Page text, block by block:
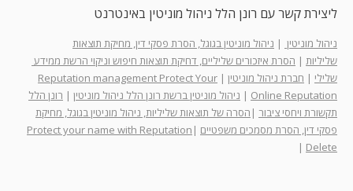
ליצירת קשר עם רונן הלל ניהול מוניטין באינטרנט
ניהול מוניטין | ניהול מוניטין בגוגל, הסרת פסקי דין, מחיקת תוצאות
שליליות | הסרת איזכורים שליליים, דחיקת תוצאות חיפוש וניקוי הרשת ממידע
שלילי | חברת ניהול מוניטין |
Reputation management Protect Your
Online Reputation
| ניהול מוניטין ברשת רונן הלל ניהול מוניטין | רונן הלל
תקשורת ויחסי ציבור | הסרה של תוצאות שליליות, ניהול מוניטין בגוגל, מחיקת
פסקי דין, הסרת מסמכים משפטיים |
Protect your name with Reputation
Delete
|